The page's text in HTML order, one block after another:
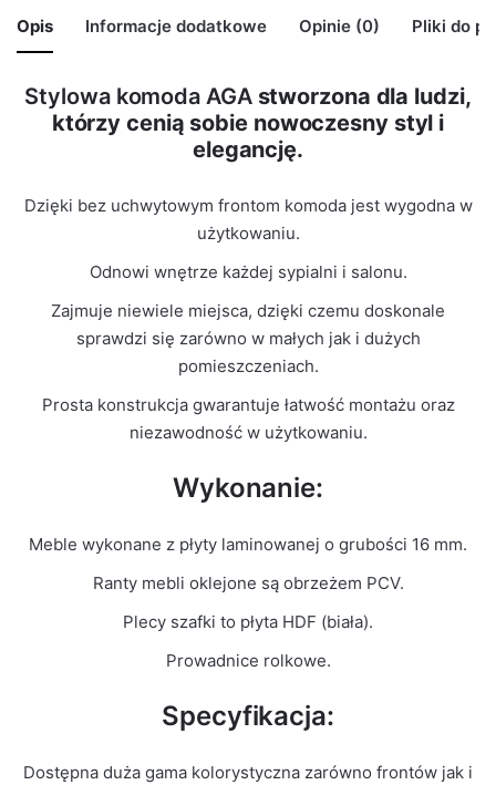
Opis Informacje dodatkowe Opinie (0) Pliki do
Stylowa komoda AGAstworzona dla ludzi,
którzy cenią sobie nowoczesny styl i
elegancję.
Dzięki bez uchwytowym frontom komoda jest wygodna w
użytkowaniu.
Odnowi wnętrze każdej sypialni i salonu.
Zajmuje niewiele miejsca, dzięki czemu doskonale
sprawdzi się zarówno w małych jak i dużych
pomieszczeniach.
Prosta konstrukcja gwarantuje łatwość montażu oraz
niezawodność w użytkowaniu.
Wykonanie:
Meble wykonane z płyty laminowanej o grubości 16 mm.
Ranty mebli oklejone są obrzeżem PCV.
Plecy szafki to płyta HDF (biała).
Prowadnice rolkowe.
Specyfikacja:
Dostępna duża gama kolorystyczna zarówno frontów jak i
Waga 29 kg
Biały Połysk
paczek
Rolkowe
🙁 Nie ma jeszcze opinii o tym produkcie..
Only logged in customers who have purchased this